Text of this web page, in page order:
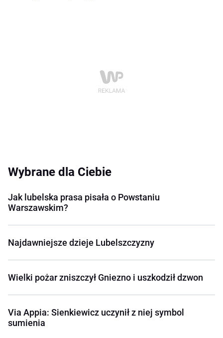
Wybrane dla Ciebie
Jak lubelska prasa pisała o Powstaniu
Warszawskim?
Najdawniejsze dzieje Lubelszczyzny
Wielki pożar zniszczył Gniezno i uszkodził dzwon
Via Appia: Sienkiewicz uczynił z niej symbol
sumienia